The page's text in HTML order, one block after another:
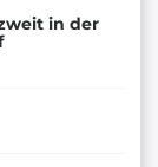
in der